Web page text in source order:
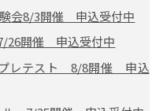
会8/3開催 申込受付中
26開催 申込受付中
レテスト 8/8開催 申込